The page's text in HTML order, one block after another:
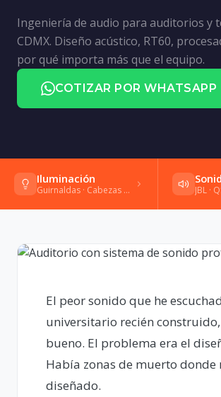
Ingeniería de audio para auditorios y
CDMX. Diseño acústico, RT60,
por qué importa más que el equipo.
COTIZAR POR WHATSAPP
Iluminación
Guirnaldas · Cabezas móviles · Gobos
El peor sonido que he
universitario recién
bueno. El problema era el
Había zonas de muerto
diseñado.